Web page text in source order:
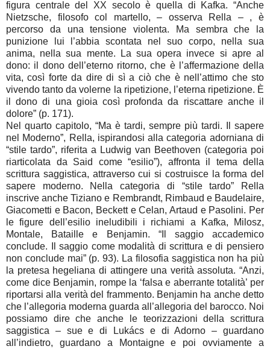
figura centrale del XX secolo è quella di Kafka. “Anche
Nietzsche, filosofo col martello, – osserva Rella – , è
percorso da una tensione violenta. Ma sembra che la
punizione lui l’abbia scontata nel suo corpo, nella sua
anima, nella sua mente. La sua opera invece si apre al
dono: il dono dell’eterno ritorno, che è l’affermazione della
vita, così forte da dire di sì a ciò che è nell’attimo che sto
vivendo tanto da volerne la ripetizione, l’eterna ripetizione. È
il dono di una gioia così profonda da riscattare anche il
dolore” (p. 171).
Nel quarto capitolo, “Ma è tardi, sempre più tardi. Il sapere
nel Moderno”, Rella, ispirandosi alla categoria adorniana di
“stile tardo”, riferita a Ludwig van Beethoven (categoria poi
riarticolata da Said come “esilio”), affronta il tema della
scrittura saggistica, attraverso cui si costruisce la forma del
sapere moderno. Nella categoria di “stile tardo” Rella
inscrive anche Tiziano e Rembrandt, Rimbaud e Baudelaire,
Giacometti e Bacon, Beckett e Celan, Artaud e Pasolini. Per
le figure dell’esilio ineludibili i richiami a Kafka, Milosz,
Montale, Bataille e Benjamin. “Il saggio accademico
conclude. Il saggio come modalità di scrittura e di pensiero
non conclude mai” (p. 93). La filosofia saggistica non ha più
la pretesa hegeliana di attingere una verità assoluta. “Anzi,
come dice Benjamin, rompe la ‘falsa e aberrante totalità’ per
riportarsi alla verità del frammento. Benjamin ha anche detto
che l’allegoria moderna guarda all’allegoria del barocco. Noi
possiamo dire che anche le teorizzazioni della scrittura
saggistica – sue e di Lukács e di Adorno – guardano
all’indietro, guardano a Montaigne e poi ovviamente a